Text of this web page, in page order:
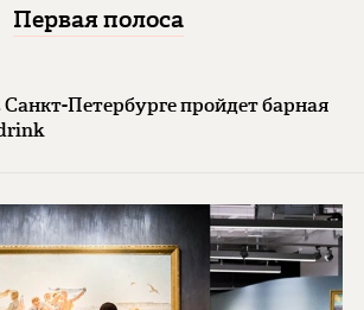
Первая полоса
Санкт-Петербурге пройдет барная